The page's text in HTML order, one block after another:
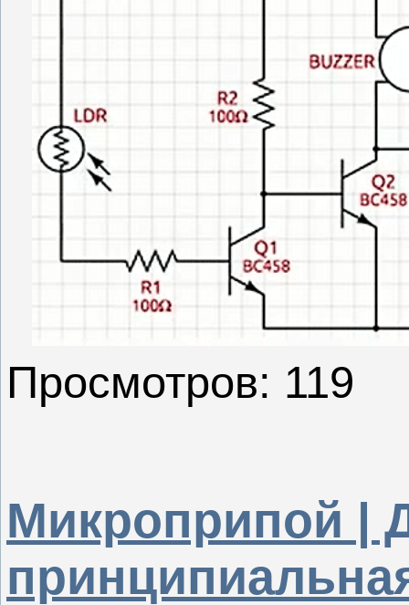
Просмотров: 119
Микроприпой |